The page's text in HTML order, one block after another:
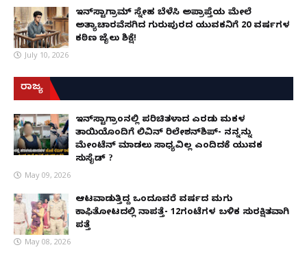
ಇನ್‌ಸ್ಟಾಗ್ರಾಮ್ ಸ್ನೇಹ ಬೆಳೆಸಿ ಅಪ್ರಾಪ್ತೆಯ ಮೇಲೆ
ಅತ್ಯಾಚಾರವೆಸಗಿದ ಗುರುಪುರದ ಯುವಕನಿಗೆ 20 ವರ್ಷಗಳ
ಕಠಿಣ ಜೈಲು ಶಿಕ್ಷೆ!
July 10, 2026
ರಾಜ್ಯ
ಇನ್​ಸ್ಟಾಗ್ರಾಂನಲ್ಲಿ ಪರಿಚಿತಳಾದ ಎರಡು ಮಕ್ಕಳ
ತಾಯಿಯೊಂದಿಗೆ ಲಿವಿನ್ ರಿಲೇಶನ್​ಶಿಪ್- ನನ್ನನ್ನು
ಮೇಂಟೆನ್ ಮಾಡಲು ಸಾಧ್ಯವಿಲ್ಲ ಎಂದಿದಕ್ಕೆ ಯುವಕ
ಸುಸೈಡ್ ?
May 09, 2026
ಆಟವಾಡುತ್ತಿದ್ದ ಒಂದೂವರೆ ವರ್ಷದ ಮಗು
ಕಾಫಿತೋಟದಲ್ಲಿ ನಾಪತ್ತೆ- 12ಗಂಟೆಗಳ ಬಳಿಕ ಸುರಕ್ಷಿತವಾಗಿ
ಪತ್ತೆ
May 08, 2026